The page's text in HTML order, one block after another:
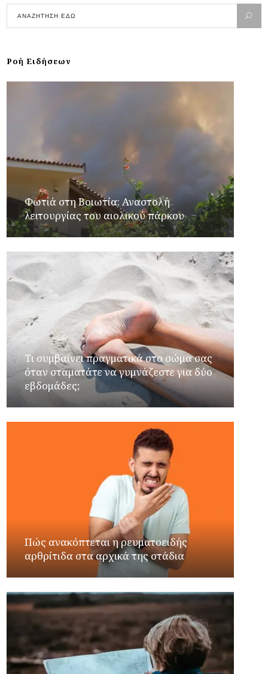
Ροή Ειδήσεων
Φωτιά στη Βοιωτία: Αναστολή
λειτουργίας του αιολικού πάρκου
Τι συμβαίνει πραγματικά στο σώμα σας
όταν σταματάτε να γυμνάζεστε για δύο
εβδομάδες;
Πώς ανακόπτεται η ρευματοειδής
αρθρίτιδα στα αρχικά της στάδια